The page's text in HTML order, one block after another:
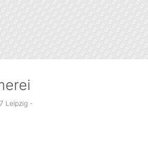
Leipzig -